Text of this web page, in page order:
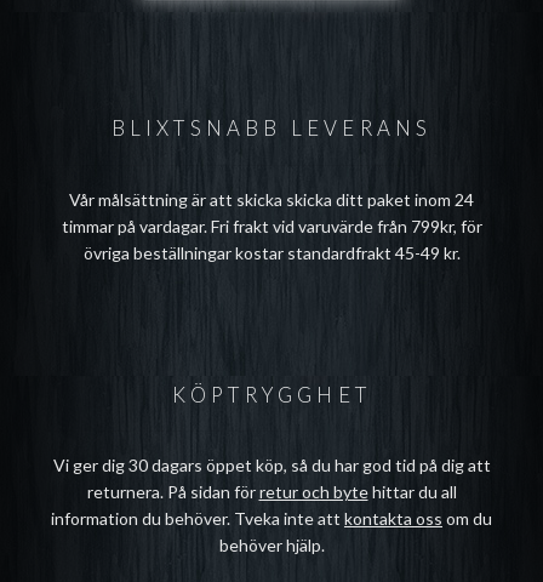
BLIXTSNABB LEVERANS
Vår målsättning är att skicka skicka ditt paket inom 24
timmar på vardagar. Fri frakt vid varuvärde från 799kr, för
övriga beställningar kostar standardfrakt 45-49 kr.
KÖPTRYGGHET
Vi ger dig 30 dagars öppet köp, så du har god tid på dig att
returnera. På sidan förretur och bytehittar du all
information du behöver. Tveka inte att kontakta oss om du
behöver hjälp.